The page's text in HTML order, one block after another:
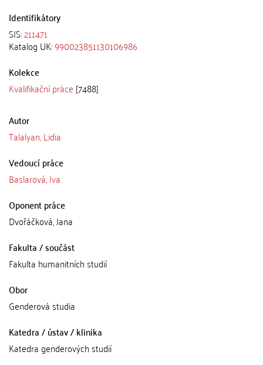
Identifikátory
SIS:211471
Katalog UK:990023851130106986
Kolekce
Kvalifikační práce [7488]
Autor
Talalyan, Lidia
Vedoucí práce
Baslarová, Iva
Oponent práce
Dvořáčková, Jana
Fakulta / součást
Fakulta humanitních studií
Obor
Genderová studia
Katedra / ústav / klinika
Katedra genderových studií